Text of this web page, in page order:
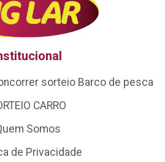
sorteio Barco de pesca
CARRO
Somos
de Privacidade